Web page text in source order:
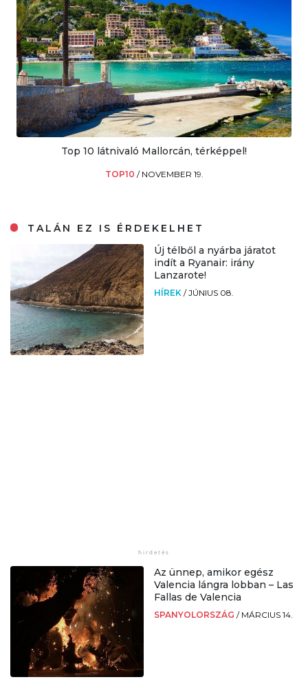
Top 10 látnivaló Mallorcán, térképpel!
TOP10 / NOVEMBER 19.
TALÁN EZ IS ÉRDEKELHET
Új télből a nyárba járatot
indít a Ryanair: irány
Lanzarote!
HÍREK /JÚNIUS 08.
Az ünnep, amikor egész
Valencia lángra lobban – Las
Fallas de Valencia
SPANYOLORSZÁG / MÁRCIUS 14.